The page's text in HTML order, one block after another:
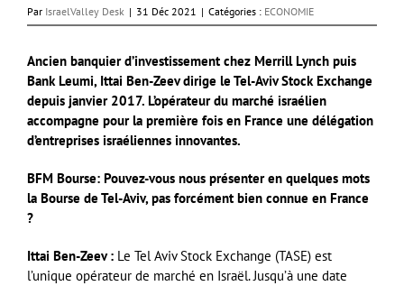
Par IsraelValley Desk | 31 Déc 2021 | Catégories : ECONOMIE
Ancien banquier d’investissement chez Merrill Lynch puis
Bank Leumi, Ittai Ben-Zeev dirige le Tel-Aviv Stock Exchange
depuis janvier 2017. L’opérateur du marché israélien
accompagne pour la première fois en France une délégation
d’entreprises israéliennes innovantes.
BFM Bourse: Pouvez-vous nous présenter en quelques mots
la Bourse de Tel-Aviv, pas forcément bien connue en France
?
Ittai Ben-Zeev : Le Tel Aviv Stock Exchange (TASE) est
l’unique opérateur de marché en Israël. Jusqu’à une date